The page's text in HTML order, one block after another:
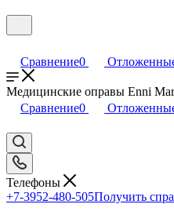
Сравнение0
Медицинские оправы Enni
Сравнение0
Телефоны
+7-3952-480-505Получить